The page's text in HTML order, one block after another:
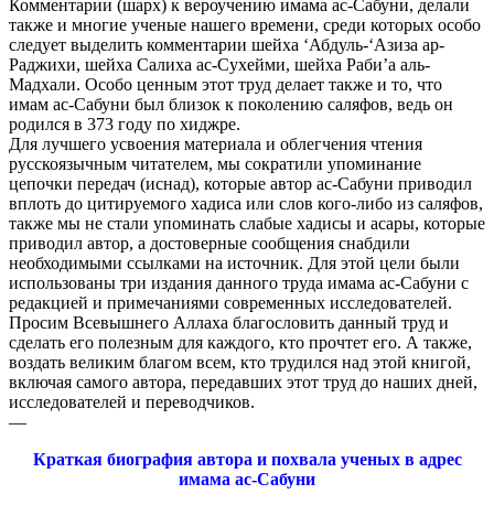
Комментарии (шарх) к вероучению имама ас-Сабуни, делали
также и многие ученые нашего времени, среди которых особо
следует выделить комментарии шейха ‘Абдуль-‘Азиза ар-
Раджихи, шейха Салиха ас-Сухейми, шейха Раби’а аль-
Мадхали. Особо ценным этот труд делает также и то, что
имам ас-Сабуни был близок к поколению саляфов, ведь он
родился в 373 году по хиджре.
Для лучшего усвоения материала и облегчения чтения
русскоязычным читателем, мы сократили упоминание
цепочки передач (иснад), которые автор ас-Сабуни приводил
вплоть до цитируемого хадиса или слов кого-либо из саляфов,
также мы не стали упоминать слабые хадисы и асары, которые
приводил автор, а достоверные сообщения снабдили
необходимыми ссылками на источник. Для этой цели были
использованы три издания данного труда имама ас-Сабуни с
редакцией и примечаниями современных исследователей.
Просим Всевышнего Аллаха благословить данный труд и
сделать его полезным для каждого, кто прочтет его. А также,
воздать великим благом всем, кто трудился над этой книгой,
включая самого автора, передавших этот труд до наших дней,
исследователей и переводчиков.
—
Краткая биография автора и похвала ученых в адрес
имама ас-Сабуни